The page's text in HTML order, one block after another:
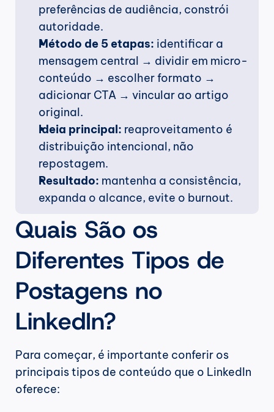
preferências de audiência, constrói
autoridade.
Método de 5 etapas: identificar a
mensagem central → dividir em micro-
conteúdo → escolher formato →
adicionar CTA → vincular ao artigo
original.
Ideia principal: reaproveitamento é
distribuição intencional, não
repostagem.
Resultado: mantenha a consistência,
expanda o alcance, evite o burnout.
Quais São os
Diferentes Tipos de
Postagens no
LinkedIn?
Para começar, é importante conferir os
principais tipos de conteúdo que o LinkedIn
oferece: